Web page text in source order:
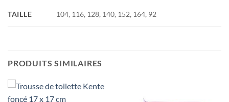
TAILLE 104, 116, 128, 140, 152, 164, 92
PRODUITS SIMILAIRES